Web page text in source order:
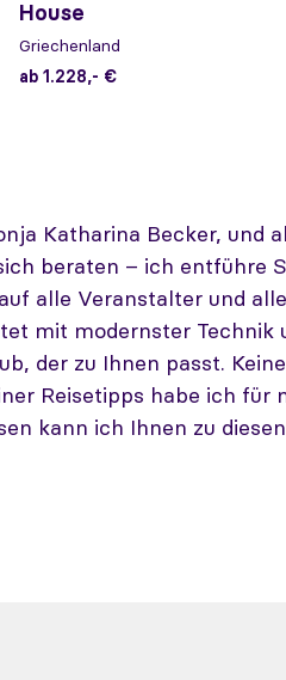
House
Griechenland
ab 1.228,- €
Katharina Becker,
beraten – ich entführe
alle Veranstalter und
mit modernster
der zu Ihnen passt.
Reisetipps habe ich für
kann ich Ihnen zu